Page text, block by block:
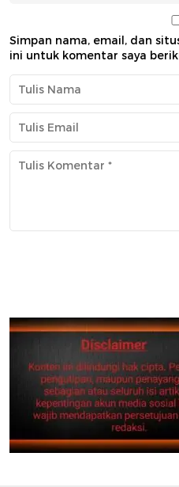
Simpan nama, email, dan
ini untuk komentar saya